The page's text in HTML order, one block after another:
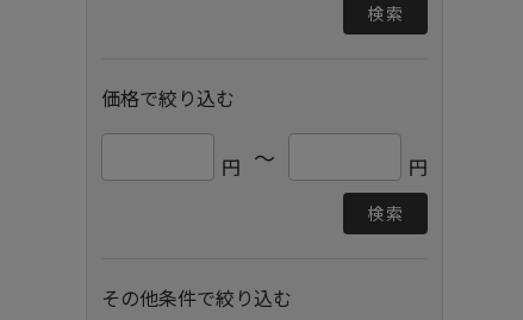
検索
価格で絞り込む
円 ～ 円
検索
その他条件で絞り込む